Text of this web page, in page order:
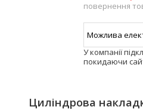
повернення
У компанії
покидаючи
Циліндрова